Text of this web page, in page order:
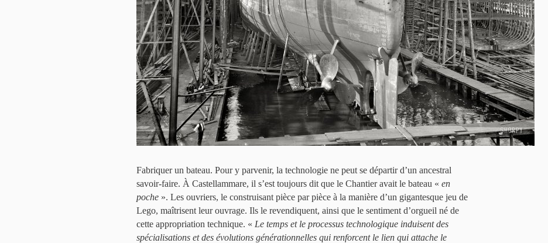
Fabriquer un bateau. Pour y parvenir, la technologie ne peut se départir d’un ancestral
savoir-faire. À Castellammare, il s’est toujours dit que le Chantier avait le bateau « en
poche ». Les ouvriers, le construisant pièce par pièce à la manière d’un gigantesque jeu de
Lego, maîtrisent leur ouvrage. Ils le revendiquent, ainsi que le sentiment d’orgueil né de
cette appropriation technique. « Le temps et le processus technologique induisent des
spécialisations et des évolutions générationnelles qui renforcent le lien qui attache le